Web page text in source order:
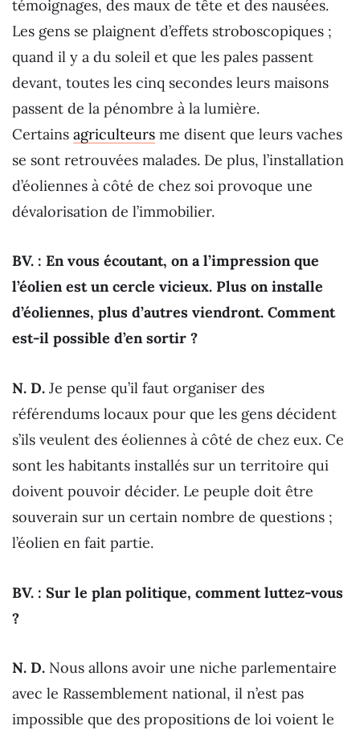
témoignages, des maux de tête et des nausées.
Les gens se plaignent d’effets stroboscopiques ;
quand il y a du soleil et que les pales passent
devant, toutes les cinq secondes leurs maisons
passent de la pénombre à la lumière.
Certains agriculteurs me disent que leurs vaches
se sont retrouvées malades. De plus, l’installation
d’éoliennes à côté de chez soi provoque une
dévalorisation de l’immobilier.
BV. : En vous écoutant, on a l’impression que
l’éolien est un cercle vicieux. Plus on installe
d’éoliennes, plus d’autres viendront. Comment
est-il possible d’en sortir ?
N. D. Je pense qu’il faut organiser des
référendums locaux pour que les gens décident
s’ils veulent des éoliennes à côté de chez eux. Ce
sont les habitants installés sur un territoire qui
doivent pouvoir décider. Le peuple doit être
souverain sur un certain nombre de questions ;
l’éolien en fait partie.
BV. : Sur le plan politique, comment luttez-vous
?
N. D. Nous allons avoir une niche parlementaire
avec le Rassemblement national, il n’est pas
impossible que des propositions de loi voient le